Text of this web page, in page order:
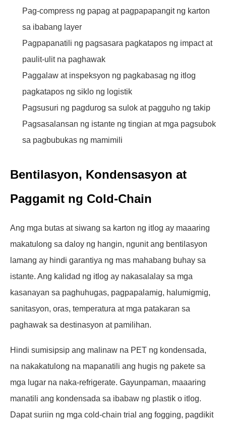
Pag-compress ng papag at pagpapapangit ng karton
sa ibabang layer
Pagpapanatili ng pagsasara pagkatapos ng impact at
paulit-ulit na paghawak
Paggalaw at inspeksyon ng pagkabasag ng itlog
pagkatapos ng siklo ng logistik
Pagsusuri ng pagdurog sa sulok at pagguho ng takip
Pagsasalansan ng istante ng tingian at mga pagsubok
sa pagbubukas ng mamimili
Bentilasyon, Kondensasyon at
Paggamit ng Cold-Chain
Ang mga butas at siwang sa karton ng itlog ay maaaring
makatulong sa daloy ng hangin, ngunit ang bentilasyon
lamang ay hindi garantiya ng mas mahabang buhay sa
istante. Ang kalidad ng itlog ay nakasalalay sa mga
kasanayan sa paghuhugas, pagpapalamig, halumigmig,
sanitasyon, oras, temperatura at mga patakaran sa
paghawak sa destinasyon at pamilihan.
Hindi sumisipsip ang malinaw na PET ng kondensada,
na nakakatulong na mapanatili ang hugis ng pakete sa
mga lugar na naka-refrigerate. Gayunpaman, maaaring
manatili ang kondensada sa ibabaw ng plastik o itlog.
Dapat suriin ng mga cold-chain trial ang fogging, pagdikit